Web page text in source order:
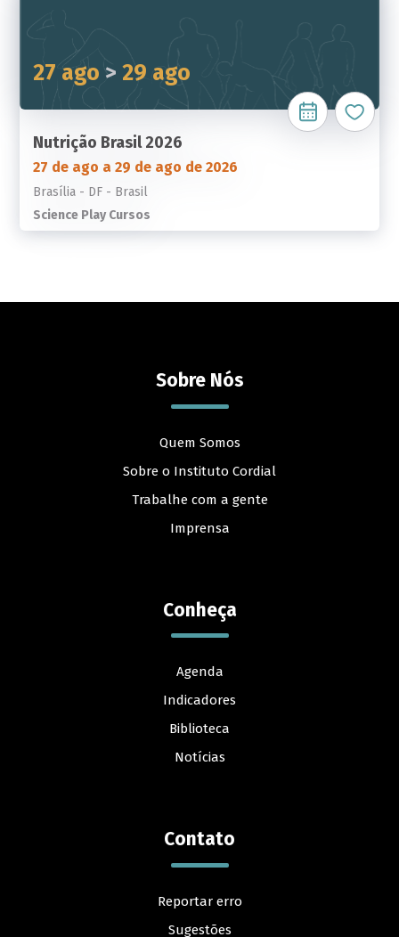
27 ago> 29 ago
Nutrição Brasil 2026
27 de ago a 29 de ago de 2026
Brasília - DF - Brasil
Science Play Cursos
Sobre Nós
Quem Somos
Sobre o Instituto Cordial
Trabalhe com a gente
Imprensa
Conheça
Agenda
Indicadores
Biblioteca
Notícias
Contato
Reportar erro
Sugestões